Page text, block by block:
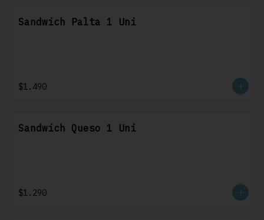
Sandwich Palta 1 Uni
$1.490
Sandwich Queso 1 Uni
$1.290